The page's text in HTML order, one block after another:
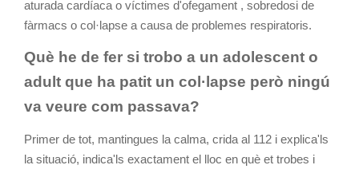
aturada cardíaca o víctimes d'ofegament , sobredosi de
fàrmacs o col·lapse a causa de problemes respiratoris.
Què he de fer si trobo a un adolescent o
adult que ha patit un col·lapse però ningú
va veure com passava?
Primer de tot, mantingues la calma, crida al 112 i explica'ls
la situació, indica'ls exactament el lloc en què et trobes i